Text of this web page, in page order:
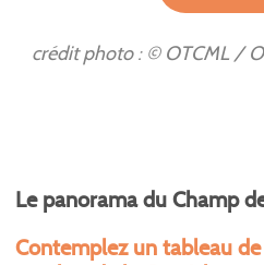
crédit photo : © OTCML /
Le panorama du Champ
Contemplez un tableau